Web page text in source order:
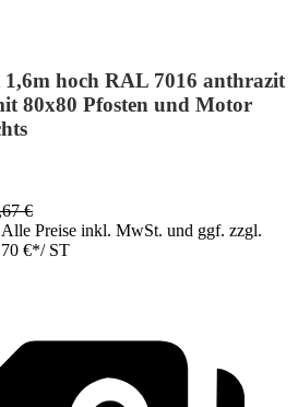
1,6m hoch RAL 7016 anthrazit
80x80 Pfosten und Motor
€
Preise inkl. MwSt. und ggf. zzgl.
€*/ ST